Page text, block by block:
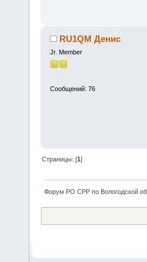
RU1QM Денис
Jr. Member
Сообщений: 76
Страницы: [1]
Форум РО СРР по Вологодской